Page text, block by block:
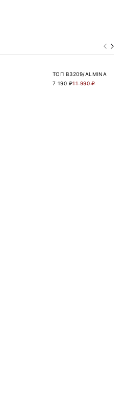
ТОП B3209/ALMINA
11 990 ₽
7 190 ₽